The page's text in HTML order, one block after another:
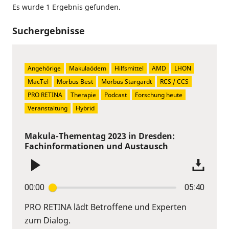
Es wurde 1 Ergebnis gefunden.
Suchergebnisse
Makula-Thementag 2023 in Dresden:
Fachinformationen und Austausch
00:00 05:40
PRO RETINA lädt Betroffene und Experten
zum Dialog.
Angehörige Makulaödem Hilfsmittel AMD
LHON
MacTel
Morbus Best Morbus Stargardt
RCS / CCS
PRO RETINA
Therapie Podcast
Forschung heute
Veranstaltung
Hybrid